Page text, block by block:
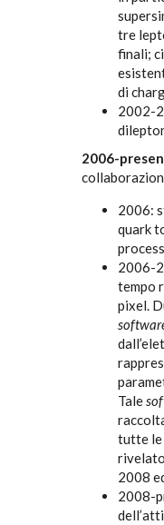
tre
finali;
di
2002-
2006-
2006:
quark
2006-
tempo
pixel.
Tale
tutte le
2008
2008-